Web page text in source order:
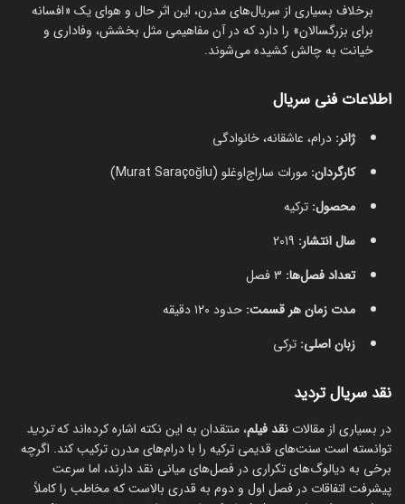
برخلاف بسیاری از سریال‌های مدرن، این اثر حال و هوای یک «افسانه
برای بزرگسالان» را دارد که در آن مفاهیمی مثل بخشش، وفاداری و
خیانت به چالش کشیده می‌شوند.
اطلاعات فنی سریال
ژانر: درام، عاشقانه، خانوادگی
کارگردان: مورات ساراج‌اوغلو (Murat Saraçoğlu)
محصول: ترکیه
سال انتشار:
تعداد فصل‌ها:
مدت زمان هر قسمت: حدود ۱۲۰ دقیقه
زبان اصلی: ترکی
نقد سریال تردید
در بسیاری از مقالات نقد فیلم، منتقدان به این نکته اشاره کرده‌اند کهتردید
توانسته است سنت‌های قدیمی ترکیه را با درام‌های مدرن ترکیب کند. اگرچه
برخی به دیالوگ‌های تکراری در فصل‌های میانی نقد دارند، اما سرعت
پیشرفت اتفاقات در فصل اول و دوم به قدری بالاست که مخاطب را کاملاً